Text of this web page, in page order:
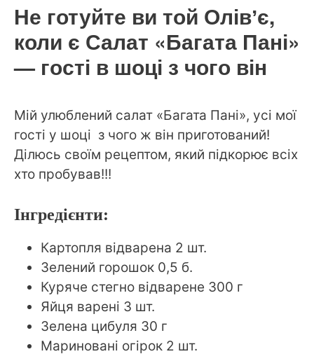
Не готуйте ви той Олівʼє,
коли є Салат «Багата Пані»
— гості в шоці з чого він
Мій улюблений салат «Багата Пані», усі мої
гості у шоці з чого ж він приготований!
Ділюсь своїм рецептом, який підкорює всіх
хто пробував!!!
Інгредієнти:
Картопля відварена 2 шт.
Зелений горошок 0,5 б.
Куряче стегно відварене 300 г
Яйця варені 3 шт.
Зелена цибуля 30 г
Мариновані огірок 2 шт.